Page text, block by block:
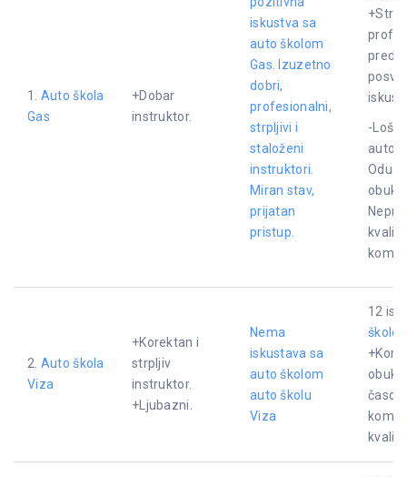
1. Auto škola
Gas
+Dobar
instruktor.
iskustva sa
auto školom
Gas. Izuzetno
dobri,
profesionalni,
strpljivi i
staloženi
instruktori.
Miran stav,
prijatan
pristup.
-Loši
obuka.
2. Auto škola
Viza
+Korektan i
strpljiv
instruktor.
+Ljubazni.
Nema
iskustava sa
auto školom
auto školu
Viza
12